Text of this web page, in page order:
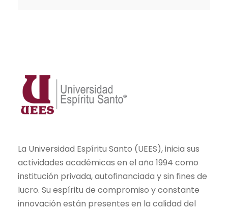
La Universidad Espíritu Santo (UEES), inicia sus
actividades académicas en el año 1994 como
institución privada, autofinanciada y sin fines de
lucro. Su espíritu de compromiso y constante
innovación están presentes en la calidad del